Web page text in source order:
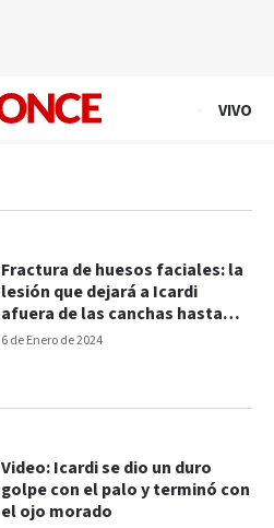
VIVO
6 de Enero de 2024
Fractura de huesos faciales: la
lesión que dejará a Icardi
afuera de las canchas hasta
febrero
Video: Icardi se dio un duro
golpe con el palo y terminó con
el ojo morado